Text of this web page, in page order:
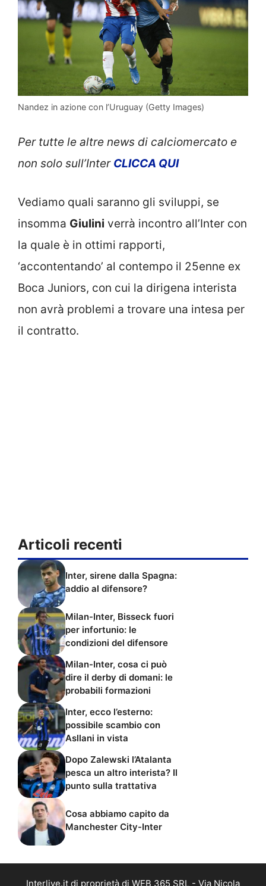
Nandez in azione con l’Uruguay (Getty Images)
Per tutte le altre news di calciomercato e
non solo sull’Inter CLICCA QUI
Vediamo quali saranno gli sviluppi, se
insomma Giulini verrà incontro all’Inter con
la quale è in ottimi rapporti,
‘accontentando’ al contempo il 25enne ex
Boca Juniors, con cui la dirigena interista
non avrà problemi a trovare una intesa per
il contratto.
Articoli recenti
Inter, sirene dalla Spagna:
addio al difensore?
Milan-Inter, Bisseck fuori
per infortunio: le
condizioni del difensore
Milan-Inter, cosa ci può
dire il derby di domani: le
probabili formazioni
Inter, ecco l’esterno:
possibile scambio con
Asllani in vista
Dopo Zalewski l’Atalanta
pesca un altro interista? Il
punto sulla trattativa
Cosa abbiamo capito da
Manchester City-Inter
Interlive.it di proprietà di WEB 365 SRL - Via Nicola